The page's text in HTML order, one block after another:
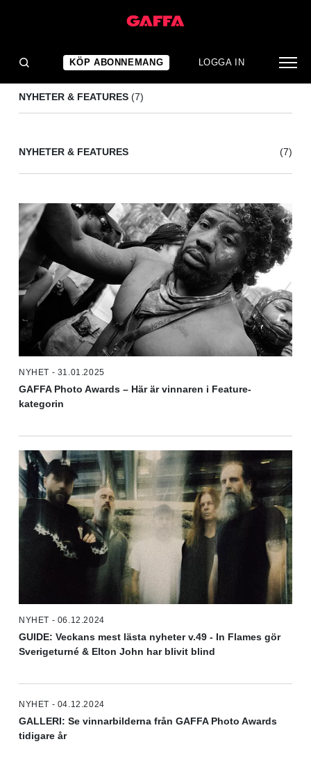
KÖP ABONNEMANG LOGGA IN
NYHETER & FEATURES (7)
NYHETER & FEATURES (7)
NYHET - 31.01.2025
GAFFA Photo Awards – Här är vinnaren i Feature-
kategorin
NYHET - 06.12.2024
GUIDE: Veckans mest lästa nyheter v.49 - In Flames gör
Sverigeturné & Elton John har blivit blind
NYHET - 04.12.2024
GALLERI: Se vinnarbilderna från GAFFA Photo Awards
tidigare år